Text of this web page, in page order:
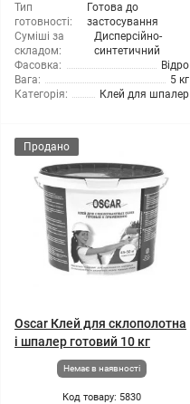
Тип
готовності:
Готова до
застосування
Суміші за
складом:
Дисперсійно-
синтетичний
Фасовка:
Відро
Вага:
5 кг
Категорія:
Клей для шпалер
Продано
Oscar Клей для склополотна
і шпалер готовий 10 кг
Немає в наявності
Код товару: 5830